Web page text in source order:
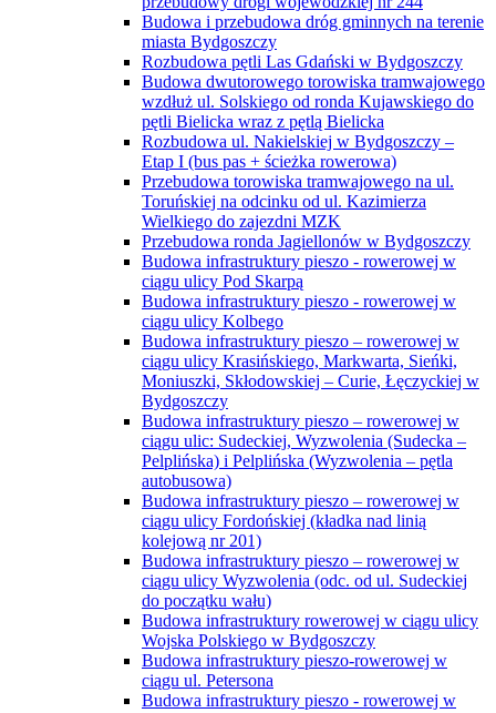
Budowa i przebudowa dróg gminnych na terenie
miasta Bydgoszczy
Rozbudowa pętli Las Gdański w Bydgoszczy
Budowa dwutorowego torowiska tramwajowego
wzdłuż ul. Solskiego od ronda Kujawskiego do
pętli Bielicka wraz z pętlą Bielicka
Rozbudowa ul. Nakielskiej w Bydgoszczy –
Etap I (bus pas + ścieżka rowerowa)
Przebudowa torowiska tramwajowego na ul.
Toruńskiej na odcinku od ul. Kazimierza
Wielkiego do zajezdni MZK
Przebudowa ronda Jagiellonów w Bydgoszczy
Budowa infrastruktury pieszo - rowerowej w
ciągu ulicy Pod Skarpą
Budowa infrastruktury pieszo - rowerowej w
ciągu ulicy Kolbego
Budowa infrastruktury pieszo – rowerowej w
ciągu ulicy Krasińskiego, Markwarta, Sieńki,
Moniuszki, Skłodowskiej – Curie, Łęczyckiej w
Bydgoszczy
Budowa infrastruktury pieszo – rowerowej w
ciągu ulic: Sudeckiej, Wyzwolenia (Sudecka –
Pelplińska) i Pelplińska (Wyzwolenia – pętla
autobusowa)
Budowa infrastruktury pieszo – rowerowej w
ciągu ulicy Fordońskiej (kładka nad linią
kolejową nr 201)
Budowa infrastruktury pieszo – rowerowej w
ciągu ulicy Wyzwolenia (odc. od ul. Sudeckiej
do początku wału)
Budowa infrastruktury rowerowej w ciągu ulicy
Wojska Polskiego w Bydgoszczy
Budowa infrastruktury pieszo-rowerowej w
ciągu ul. Petersona
Budowa infrastruktury pieszo - rowerowej w